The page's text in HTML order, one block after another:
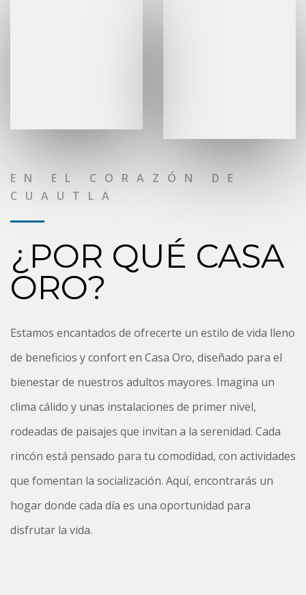
EN EL CORAZÓN DE
CUAUTLA
¿POR QUÉ CASA
ORO?
Estamos encantados de ofrecerte un estilo de vida lleno
de beneficios y confort en Casa Oro, diseñado para el
bienestar de nuestros adultos mayores. Imagina un
clima cálido y unas instalaciones de primer nivel,
rodeadas de paisajes que invitan a la serenidad. Cada
rincón está pensado para tu comodidad, con actividades
que fomentan la socialización. Aquí, encontrarás un
hogar donde cada día es una oportunidad para
disfrutar la vida.